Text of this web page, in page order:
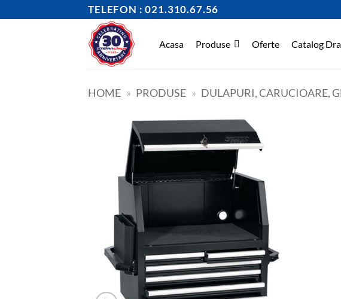
to
TELEFON : 021.310.67.56
Acasa Produse Oferte Catalog
HOME » PRODUSE » DULAPURI, CARUCIOARE,